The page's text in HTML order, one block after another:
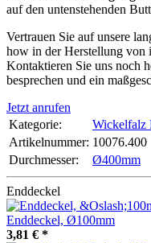
auf den untenstehenden
Vertrauen Sie auf unsere
how in der Herstellung von
Kontaktieren Sie uns noch
besprechen und ein
Jetzt anrufen
Kategorie:
Wickelfalz
Artikelnummer: 10076.400
Durchmesser‍:
Ø400mm
Enddeckel
Enddeckel, Ø100mm
3,81 € *